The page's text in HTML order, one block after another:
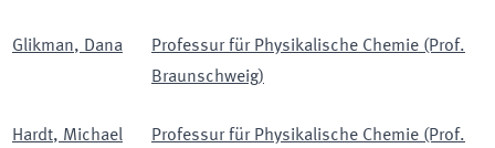
Glikman, Dana
Professur für Physikalische Chemie (Prof.
Braunschweig)
Hardt, Michael
Professur für Physikalische Chemie (Prof.